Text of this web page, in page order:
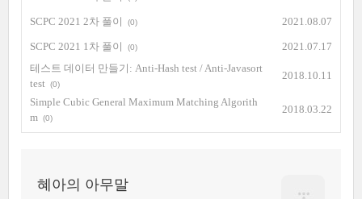
SCPC 2021 2차 풀이 (0) 2021.08.07
SCPC 2021 1차 풀이 (0)
2021.07.17
테스트 데이터 만들기: Anti-Hash test / Anti-Javasort
test
(0)
2018.10.11
Simple Cubic General Maximum Matching Algorith
m
(0)
2018.03.22
혜아의 아무말